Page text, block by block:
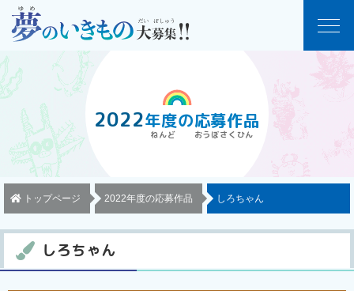
2022年度の応募作品
トップページ 2022年度の応募作品 しろちゃん
しろちゃん